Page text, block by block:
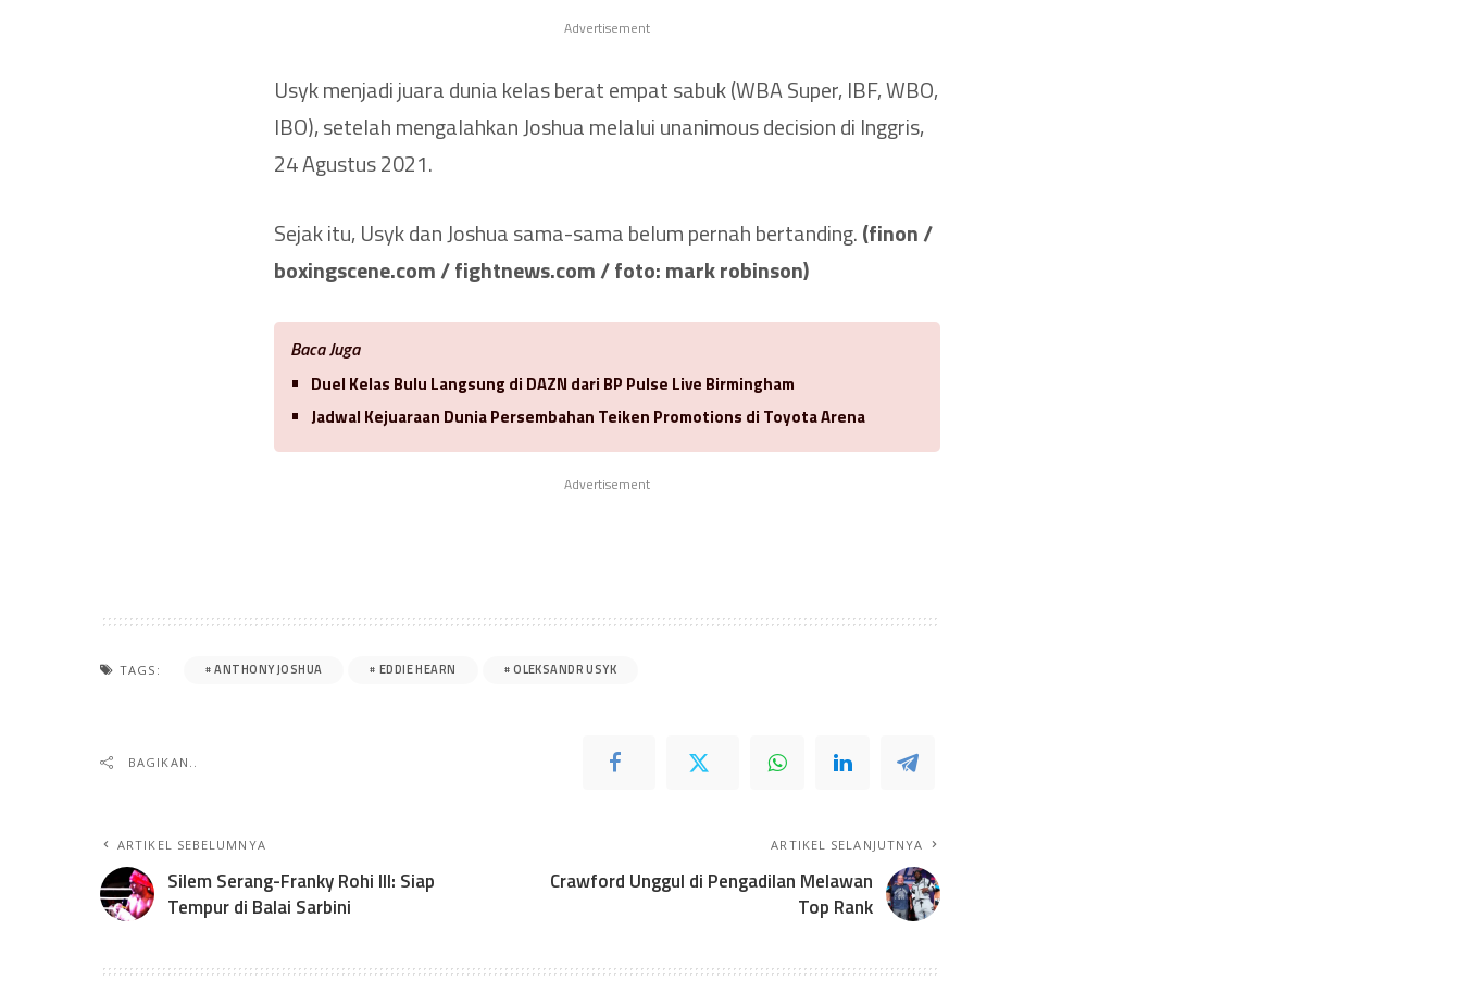
Advertisement
Usyk menjadi juara dunia kelas berat empat sabuk (WBA Super, IBF, WBO,
IBO), setelah mengalahkan Joshua melalui unanimous decision di Inggris,
24 Agustus 2021.
Sejak itu, Usyk dan Joshua sama-sama belum pernah bertanding.(finon /
boxingscene.com / fightnews.com / foto: mark robinson)
Baca Juga
Duel Kelas Bulu Langsung di DAZN dari BP Pulse Live Birmingham
Jadwal Kejuaraan Dunia Persembahan Teiken Promotions di Toyota Arena
Advertisement
TAGS: ANTHONY JOSHUA EDDIE HEARN OLEKSANDR USYK
BAGIKAN..
ARTIKEL SEBELUMNYA
Silem Serang-Franky Rohi III: Siap
Tempur di Balai Sarbini
ARTIKEL SELANJUTNYA
Crawford Unggul di Pengadilan Melawan
Top Rank